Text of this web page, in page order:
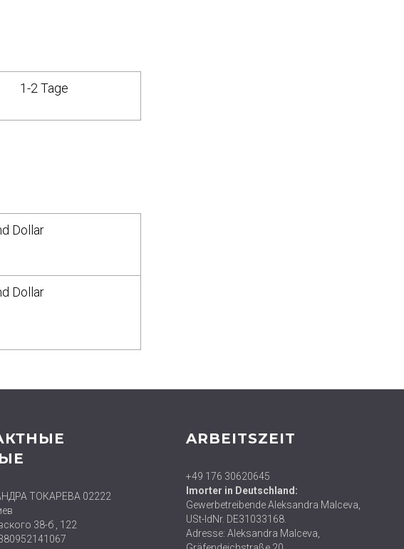
1-2 Tage
Dollar
Dollar
ТОКАРЕВА 02222
38-б , 122
ARBEITSZEIT
+49 176 30620645
Imorter in Deutschland:
Gewerbetreibende Aleksandra Malceva,
USt-IdNr. DE31033168.
Adresse: Aleksandra Malceva,